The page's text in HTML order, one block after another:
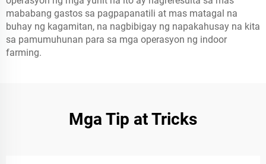
mababang gastos sa pagpapanatili at mas matagal na
buhay ng kagamitan, na nagbibigay ng napakahusay na kita
sa pamumuhunan para sa mga operasyon ng indoor
farming.
Mga Tip at Tricks